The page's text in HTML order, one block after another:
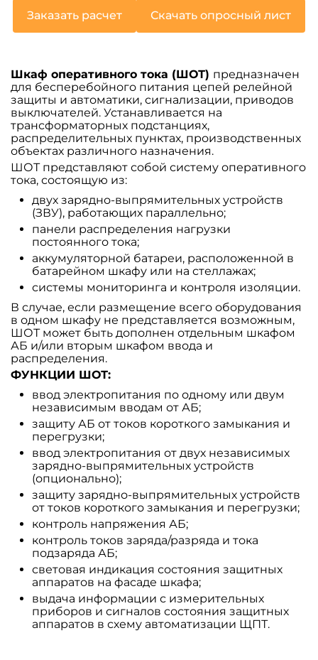
Заказать расчет
Скачать опросный лист
Шкаф оперативного тока (ШОТ) предназначен
для бесперебойного питания цепей релейной
защиты и автоматики, сигнализации, приводов
выключателей. Устанавливается на
трансформаторных подстанциях,
распределительных пунктах, производственных
объектах различного назначения.
ШОТ представляют собой систему оперативного
тока, состоящую из:
двух зарядно-выпрямительных устройств
(ЗВУ), работающих параллельно;
панели распределения нагрузки
постоянного тока;
аккумуляторной батареи, расположенной в
батарейном шкафу или на стеллажах;
системы мониторинга и контроля изоляции.
В случае, если размещение всего оборудования
в одном шкафу не представляется возможным,
ШОТ может быть дополнен отдельным шкафом
АБ и/или вторым шкафом ввода и
распределения.
ФУНКЦИИ ШОТ:
ввод электропитания по одному или двум
независимым вводам от АБ;
защиту АБ от токов короткого замыкания и
перегрузки;
ввод электропитания от двух независимых
зарядно-выпрямительных устройств
(опционально);
защиту зарядно-выпрямительных устройств
от токов короткого замыкания и перегрузки;
контроль напряжения АБ;
контроль токов заряда/разряда и тока
подзаряда АБ;
световая индикация состояния защитных
аппаратов на фасаде шкафа;
выдача информации с измерительных
приборов и сигналов состояния защитных
аппаратов в схему автоматизации ЩПТ.